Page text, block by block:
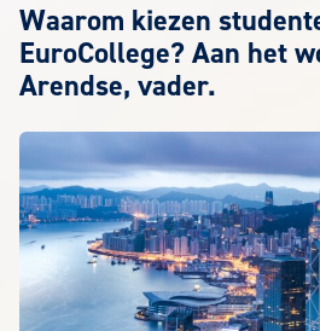
Waarom kiezen
EuroCollege? Aan het
Arendse, vader.